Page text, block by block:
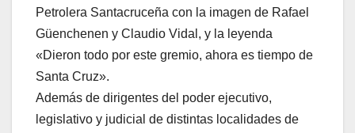
Petrolera Santacruceña con la imagen de Rafael
Güenchenen y Claudio Vidal, y la leyenda
«Dieron todo por este gremio, ahora es tiempo de
Santa Cruz».
Además de dirigentes del poder ejecutivo,
legislativo y judicial de distintas localidades de